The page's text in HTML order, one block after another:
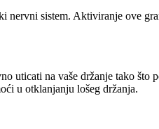
nervni sistem. Aktiviranje ove
uticati na vaše držanje tako
u otklanjanju lošeg držanja.